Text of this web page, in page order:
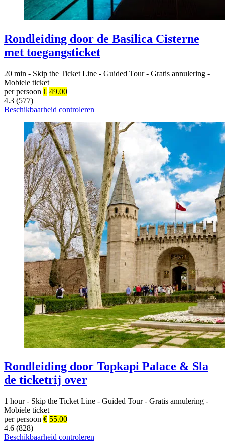
Rondleiding door de Basilica Cisterne
met toegangsticket
20 min - Skip the Ticket Line - Guided Tour - Gratis annulering -
Mobiele ticket
per persoon € 49.00
4.3 (577)
Beschikbaarheid controleren
Rondleiding door Topkapi Palace & Sla
de ticketrij over
1 hour - Skip the Ticket Line - Guided Tour - Gratis annulering -
Mobiele ticket
per persoon € 55.00
4.6 (828)
Beschikbaarheid controleren